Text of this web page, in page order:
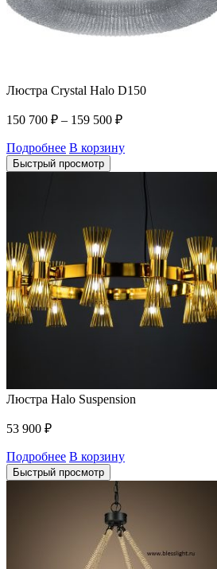
Люстра Crystal Halo D150
150 700 ₽ – 159 500 ₽
Подробнее В корзину
Быстрый просмотр
Люстра Halo Suspension
53 900 ₽
Подробнее В корзину
Быстрый просмотр